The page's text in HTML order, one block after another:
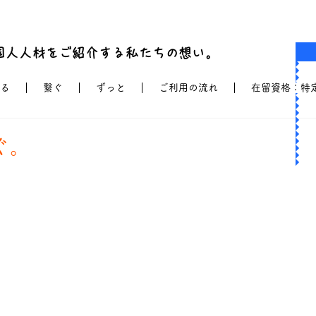
人人材をご紹介する私たちの想い。
繋ぐ ずっと ご利用の流れ 在留資格：特